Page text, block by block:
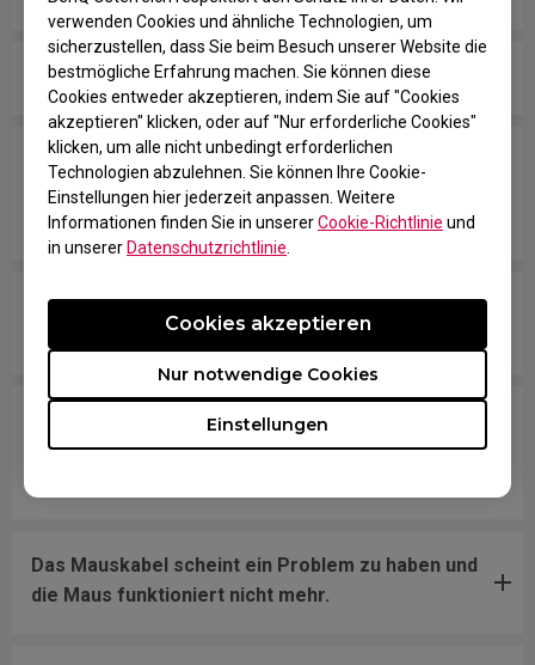
verwenden Cookies und ähnliche Technologien, um
sicherzustellen, dass Sie beim Besuch unserer Website die
bestmögliche Erfahrung machen. Sie können diese
Cookies entweder akzeptieren, indem Sie auf "Cookies
akzeptieren" klicken, oder auf "Nur erforderliche Cookies"
klicken, um alle nicht unbedingt erforderlichen
Technologien abzulehnen. Sie können Ihre Cookie-
Einstellungen hier jederzeit anpassen. Weitere
Informationen finden Sie in unsererCookie-Richtlinie und
in unserer Datenschutzrichtlinie
Einstellungen
Nur notwendige Cookies
Cookies akzeptieren
Wie ändere ich die Frequenz (Hz)?
Kann ich die Standardeinstellung der
Seitentasten (Taste 4 & Taste 5) in Windows, Mac
oder in Spielen ändern?
Wie kann ich die DPI- und Berichtsrate für ZOWIE-
Mäuse anpassen?
Wie kann ich herausfinden, ob meine Maus vom
festgestellten Doppelklick-Problem
Das Mauskabel scheint ein Problem zu haben und
die Maus funktioniert nicht mehr.